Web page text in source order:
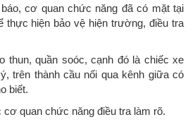
cơ quan chức năng đã có mặt tại
thực hiện bảo vệ hiện trường, điều tra
thun, quần soóc, cạnh đó là chiếc xe
trên thành cầu nối qua kênh giữa có
biết.
quan chức năng điều tra làm rõ.